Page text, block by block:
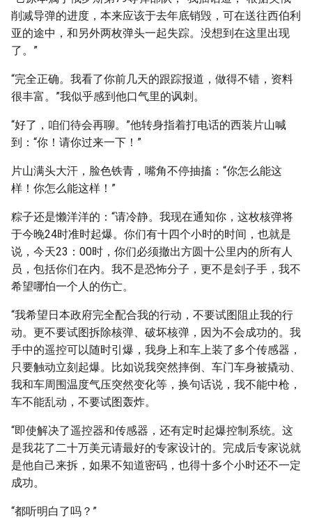
削减导弹的进度，本来应该于去年底销毁，可在送往西伯利
亚的途中，和另外两枚弹头一起失踪。没想到在这里出现
了。”
“完全正确。我看了你前几天的跟踪报道，做得不错，资料
很丰富。”我似乎感到他口气里的讽刺。
“好了，咱们待会再聊。”他转身指着打电话的西装片山喊
到：“你！请你过来一下！”
片山满头大汗，脸色铁青，嘴角不停抽搐：“你怎么能这
样！你怎么能这样！”
粽子还是懒洋洋的：“请冷静。我现在通知你，这枚核弹将
于今晚24时准时起爆。你们有十四个小时的时间，也就是
说，今天23：00时，你们必须撤出方圆十公里内的所有人
员，包括你们在内。我不是恐怖分子，更不是刽子手，我不
希望哪怕一个人的伤亡。
“我希望日本政府完全配合我的行动，不要试图阻止我的行
动。更不要试图拆除核弹、破坏核弹，因为不会成功的。我
手中的遥控可以随时引爆，我身上和车上装了多个传感器，
只要触动立刻起爆。比如说我突然摔倒、车门车身被撬动、
我和车周围温度气压突然变化等，换句话说，我不能中枪，
车不能乱动，不要试图轰炸。
“即使解决了遥控器和传感器，还有定时起爆控制系统。这
是我花了二十万美元请最好的专家设计的。完成后专家说就
是他自己来拆，如果不知道密码，也得十多个小时还不一定
成功。
“都听明白了吗？”